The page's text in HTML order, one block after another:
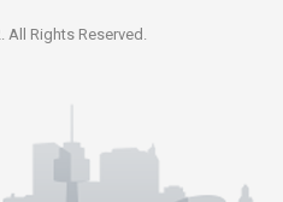
All Rights Reserved.